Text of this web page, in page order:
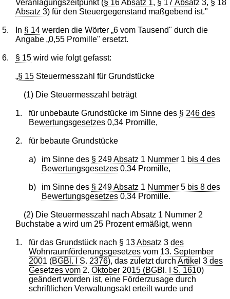
Veranlagungszeitpunkt (§ 16 Absatz 1, § 17 Absatz 3, § 18
Absatz 3) für den Steuergegenstand maßgebend ist."
5. In § 14 werden die Wörter „6 vom Tausend" durch die
Angabe „0,55 Promille" ersetzt.
6. § 15 wird wie folgt gefasst:
„§ 15 Steuermesszahl für Grundstücke
(1) Die Steuermesszahl beträgt
1. für unbebaute Grundstücke im Sinne des § 246 des
Bewertungsgesetzes0,34 Promille,
2. für bebaute Grundstücke
a) im Sinne des § 249 Absatz 1 Nummer 1 bis 4 des
Bewertungsgesetzes 0,34 Promille,
b) im Sinne des § 249 Absatz 1 Nummer 5 bis 8 des
Bewertungsgesetzes 0,34 Promille.
(2) Die Steuermesszahl nach Absatz 1 Nummer 2
Buchstabe a wird um 25 Prozent ermäßigt, wenn
1. für das Grundstück nach § 13 Absatz 3 des
Wohnraumförderungsgesetzesvom 13. September
2001 (BGBl. I S. 2376), das zuletzt durch Artikel 3 des
Gesetzes vom 2. Oktober 2015 (BGBl. I S. 1610)
geändert worden ist, eine Förderzusage durch
schriftlichen Verwaltungsakt erteilt wurde und